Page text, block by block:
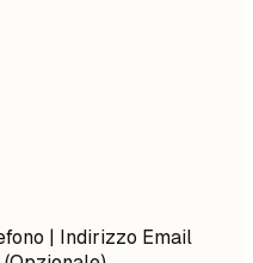
| Indirizzo Email